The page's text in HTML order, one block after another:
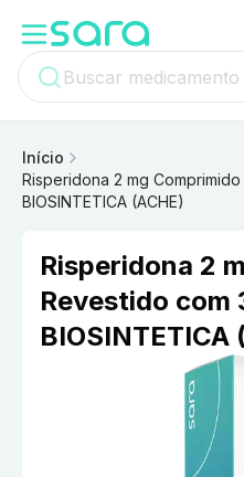
Início
Risperidona 2 mg
BIOSINTETICA (ACHE)
Risperidona 2
Revestido com
BIOSINTETICA